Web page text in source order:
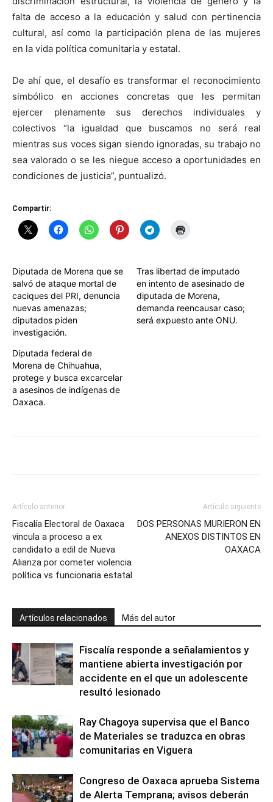
falta de acceso a la educación y salud con pertinencia
cultural, así como la participación plena de las mujeres
en la vida política comunitaria y estatal.
De ahí que, el desafío es transformar el reconocimiento
simbólico en acciones concretas que les permitan
ejercer plenamente sus derechos individuales y
colectivos “la igualdad que buscamos no será real
mientras sus voces sigan siendo ignoradas, su trabajo no
sea valorado o se les niegue acceso a oportunidades en
condiciones de justicia”, puntualizó.
Compartir:
Diputada de Morena que se
salvó de ataque mortal de
caciques del PRI, denuncia
nuevas amenazas;
diputados piden
investigación.
Tras libertad de imputado
en intento de asesinado de
diputada de Morena,
demanda reencausar caso;
será expuesto ante ONU.
Diputada federal de
Morena de Chihuahua,
protege y busca excarcelar
a asesinos de indígenas de
Oaxaca.
Artículo anterior
Fiscalía Electoral de Oaxaca
vincula a proceso a ex
candidato a edil de Nueva
Alianza por cometer violencia
política vs funcionaria estatal
Artículo siguiente
DOS PERSONAS MURIERON EN
ANEXOS DISTINTOS EN
OAXACA
Artículos relacionados Más del autor
Fiscalía responde a señalamientos y
mantiene abierta investigación por
accidente en el que un adolescente
resultó lesionado
Ray Chagoya supervisa que el Banco
de Materiales se traduzca en obras
comunitarias en Viguera
Congreso de Oaxaca aprueba Sistema
de Alerta Temprana; avisos deberán